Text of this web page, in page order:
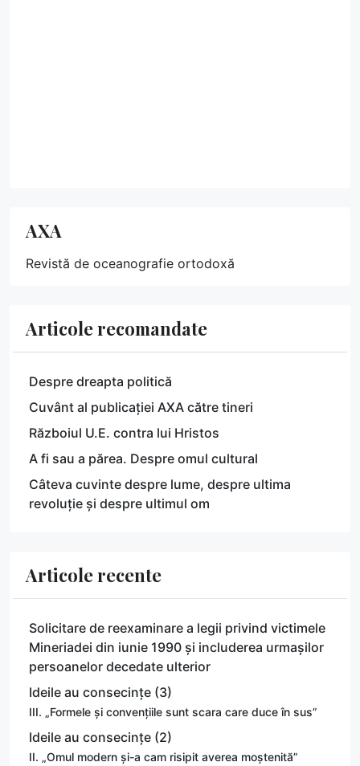
AXA
Revistă de oceanografie ortodoxă
Articole recomandate
Despre dreapta politică
Cuvânt al publicației AXA către tineri
Războiul U.E. contra lui Hristos
A fi sau a părea. Despre omul cultural
Câteva cuvinte despre lume, despre ultima
revoluție și despre ultimul om
Articole recente
Solicitare de reexaminare a legii privind victimele
Mineriadei din iunie 1990 și includerea urmașilor
persoanelor decedate ulterior
Ideile au consecințe (3)
III. „Formele și convențiile sunt scara care duce în sus”
Ideile au consecințe (2)
II. „Omul modern și-a cam risipit averea moștenită”